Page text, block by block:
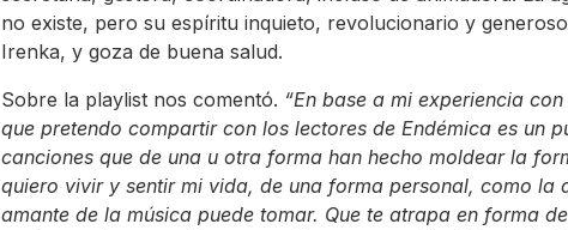
no existe, pero su espíritu inquieto, revolucionario y
Irenka, y goza de buena salud.
Sobre la playlist nos comentó. “En base a mi experiencia
que pretendo compartir con los lectores de Endémica es un
canciones que de una u otra forma han hecho moldear la
quiero vivir y sentir mi vida, de una forma personal, como la
amante de la música puede tomar. Que te atrapa en forma